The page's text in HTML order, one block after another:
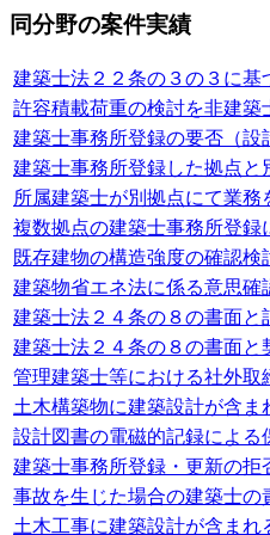
同分野の案件実績
建築士法２２条の３の３に基
許容積載荷重の検討を非建築
建築士事務所登録の要否（設
建築士事務所登録した拠点
所属建築士が別拠点にて業務
複数拠点の建築士事務所登録
既存建物の構造強度の確認
建築物省エネ法に係る意思確
建築士法２４条の８の書面と
建築士法２４条の８の書面と
管理建築士等における社外取
土木構築物に建築設計が含
設計図書の電磁的記録による
建築士事務所登録・更新の拒
事故を生じた場合の建築士の
土木工事に建築設計が含まれ